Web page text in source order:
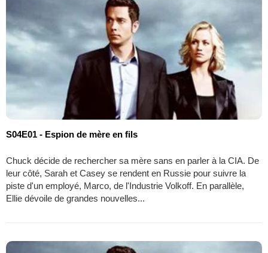
S04E01 - Espion de mère en fils
Chuck décide de rechercher sa mère sans en parler à la CIA. De
leur côté, Sarah et Casey se rendent en Russie pour suivre la
piste d'un employé, Marco, de l'Industrie Volkoff. En parallèle,
Ellie dévoile de grandes nouvelles...